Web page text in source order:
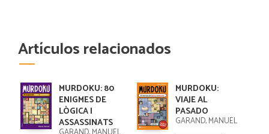
Artículos relacionados
MURDOKU: 80
ENIGMES DE
LÒGICA I
ASSASSINATS
MURDOKU:
VIAJE AL
PASADO
GARAND, MANUEL